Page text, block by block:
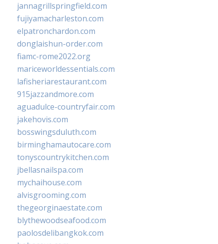
jannagrillspringfield.com
fujiyamacharleston.com
elpatronchardon.com
donglaishun-order.com
fiamc-rome2022.org
mariceworldessentials.com
lafisheriarestaurant.com
915jazzandmore.com
aguadulce-countryfair.com
jakehovis.com
bosswingsduluth.com
birminghamautocare.com
tonyscountrykitchen.com
jbellasnailspa.com
mychaihouse.com
alvisgrooming.com
thegeorginaestate.com
blythewoodseafood.com
paolosdelibangkok.com